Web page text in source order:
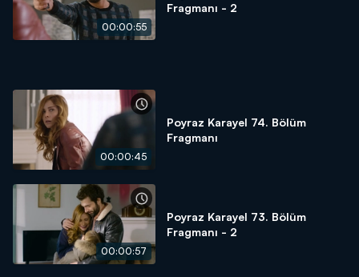
00:00:55
Fragmanı - 2
00:00:45
Poyraz Karayel 74. Bölüm
Fragmanı
00:00:57
Poyraz Karayel 73. Bölüm
Fragmanı - 2